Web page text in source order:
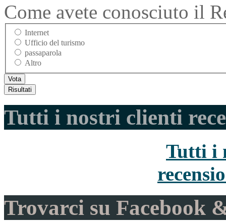
Come avete conosciuto il
Internet
Ufficio del turismo
passaparola
Altro
Tutti i nostri clienti
Tutti i
Trovarci su Facebook